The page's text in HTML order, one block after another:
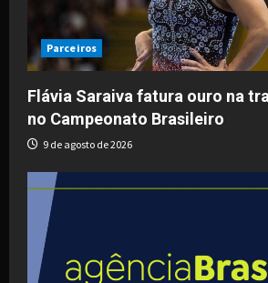
Parceiros
Flávia Saraiva fatura ouro na
no Campeonato Brasileiro
9 de agosto de 2026